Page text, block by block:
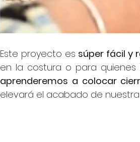
Este proyecto es súper fácil y
aprenderemos a colocar
elevará el acabado de